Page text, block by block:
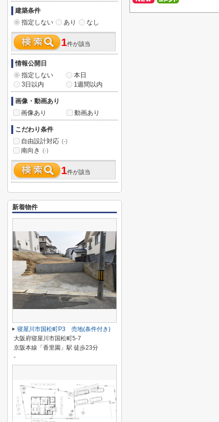
建築条件
指定しない
あり なし
1件が該当
情報公開日
指定しない
本日
3日以内
1週間以内
画像・動画あり
画像あり
動画あり
こだわり条件
自由設計対応 (-)
南向き (-)
1件が該当
新着物件
寝屋川市国松町P3 売地(条件付き)
大阪府寝屋川市国松町5-7
京阪本線「香里園」駅 徒歩23分
-